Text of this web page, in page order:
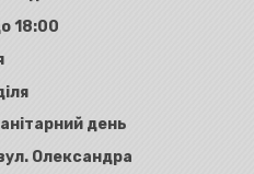
18:00
день
Олександра